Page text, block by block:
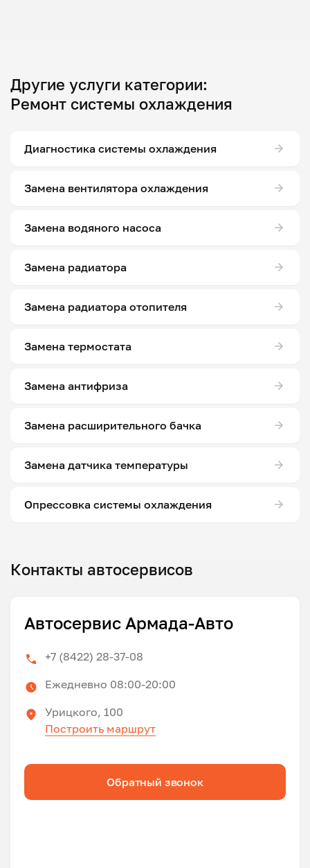
Другие услуги категории:
Ремонт системы охлаждения
Диагностика системы охлаждения
Замена вентилятора охлаждения
Замена водяного насоса
Замена радиатора
Замена радиатора отопителя
Замена термостата
Замена антифриза
Замена расширительного бачка
Замена датчика температуры
Опрессовка системы охлаждения
Контакты автосервисов
Автосервис Армада-Авто
+7 (8422) 28-37-08
Ежедневно 08:00-20:00
Урицкого, 100
Построить маршрут
Обратный звонок